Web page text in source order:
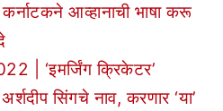
आव्हानाची भाषा करू
| ‘इमर्जिंग क्रिकेटर’
सिंगचे नाव, करणार ‘या’